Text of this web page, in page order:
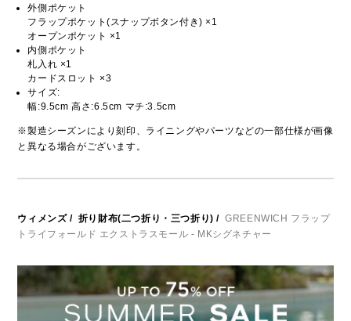
外側ポケット
フラップポケット(スナップボタン付き) ×1
オープンポケット ×1
内側ポケット
札入れ ×1
カードスロット ×3
サイズ:
幅:9.5cm 高さ:6.5cm マチ:3.5cm
※製造シーズンにより刻印、ライニングやパーツなどの一部仕様が画像
と異なる場合がございます。
ウィメンズ/ 折り財布(二つ折り・三つ折り) / GREENWICH フラップ
トライフォールド エクストラスモール - MKシグネチャー